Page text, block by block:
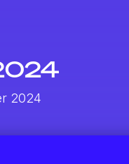
2024